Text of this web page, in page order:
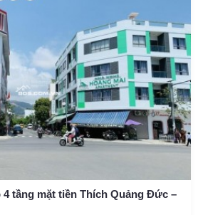
4 tầng mặt tiền Thích Quảng Đức –